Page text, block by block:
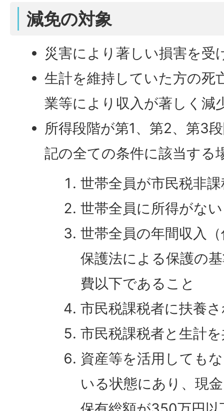
減免の対象
災害により著しい損害を受
生計を維持していた方の死
業等により収入が著しく減
所得段階が第1、第2、第3
記の全ての条件に該当する
世帯全員が市民税非
世帯全員に所得がな
世帯全員の年間収入
保護法による保護の
費以下であること
市民税課税者に扶養
市民税課税者と生計
資産等を活用しても
いる状態にあり、現